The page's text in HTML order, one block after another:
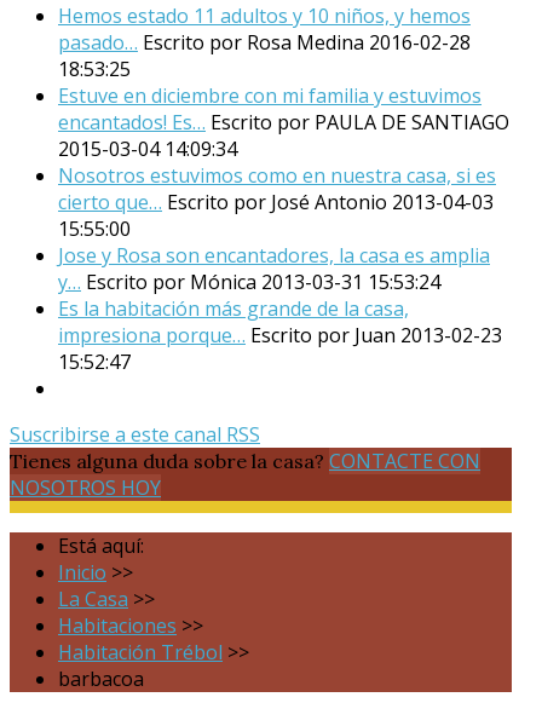
Hemos estado 11 adultos y 10 niños, y hemos
pasado… Escrito por Rosa Medina 2016-02-28
18:53:25
Estuve en diciembre con mi familia y estuvimos
encantados! Es… Escrito por PAULA DE SANTIAGO
2015-03-04 14:09:34
Nosotros estuvimos como en nuestra casa, si es
cierto que… Escrito por José Antonio 2013-04-03
15:55:00
Jose y Rosa son encantadores, la casa es amplia
y… Escrito por Mónica 2013-03-31 15:53:24
Es la habitación más grande de la casa,
impresiona porque… Escrito por Juan 2013-02-23
15:52:47
Suscribirse a este canal RSS
Tienes alguna duda sobre la casa? CONTACTE CON
NOSOTROS HOY
Está aquí:
Inicio >>
La Casa >>
Habitaciones >>
Habitación Trébol >>
barbacoa